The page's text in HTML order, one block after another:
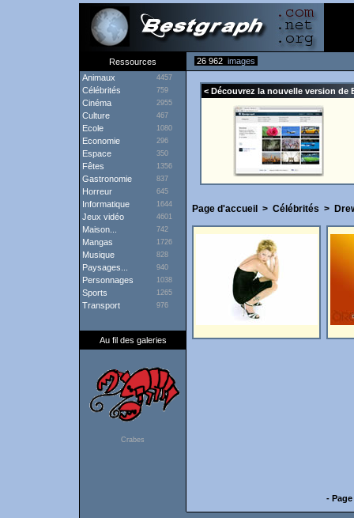
Ressources 26 962 images
Animaux
4457
Célébrités 759
Cinéma 2955
Culture 467
Ecole 1080
Economie 296
Espace 350
Fêtes 1356
Gastronomie 837
Horreur 645
Informatique 1644
Jeux vidéo 4601
Maison... 742
Mangas 1726
Musique 828
Paysages... 940
Personnages 1038
Sports 1265
Transport 976
Au fil des galeries
Crabes
< Découvrez la nouvelle version de
Page d'accueil > Célébrités >
-